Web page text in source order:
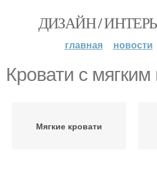
ДИЗАЙН /
главная новости
Кровати с мягким
Мягкие кровати